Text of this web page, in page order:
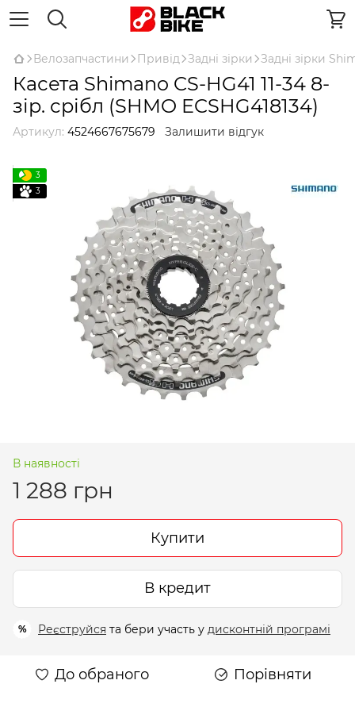
Велозапчастини Привід Задні зірки Задні зірки
Касета Shimano CS-HG41 11-34 8-
зір. срібл (SHMO ECSHG418134)
Артикул: 4524667675679 Залишити відгук
3
3
В наявності
1 288 грн
Купити
В кредит
% Реєструйся та бери участь у дисконтній програмі
До обраного Порівняти